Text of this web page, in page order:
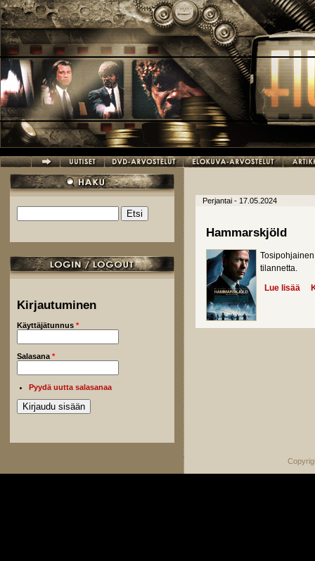
Hyppää pääsisältöön
Hakulomake
Kirjautuminen
Käyttäjätunnus *
Salasana *
Pyydä uutta salasanaa
Perjantai - 17.05.2024
Hammarskjöld
tilannetta.
Lue lisää